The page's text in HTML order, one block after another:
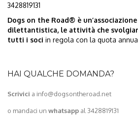
3428819131
Dogs on the Road® è
dilettantistica, le attività che
tutti i soci in regola con la quota
HAI QUALCHE DOMANDA?
Scrivici a info@dogsontheroad.net
o mandaci un whatsapp al 3428819131